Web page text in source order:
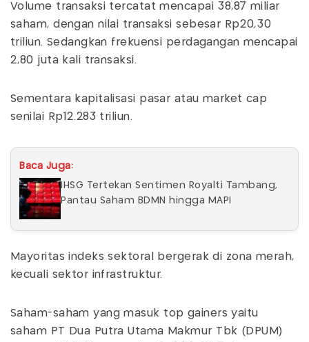
Volume transaksi tercatat mencapai 38,87 miliar
saham, dengan nilai transaksi sebesar Rp20,30
triliun. Sedangkan frekuensi perdagangan mencapai
2,80 juta kali transaksi.
Sementara kapitalisasi pasar atau market cap
senilai Rp12.283 triliun.
Baca Juga:
IHSG Tertekan Sentimen Royalti Tambang,
Pantau Saham BDMN hingga MAPI
Mayoritas indeks sektoral bergerak di zona merah,
kecuali sektor infrastruktur.
Saham-saham yang masuk top gainers yaitu
saham PT Dua Putra Utama Makmur Tbk (DPUM)